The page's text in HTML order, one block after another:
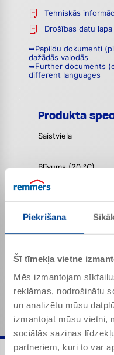
Piekrišana
Šī tīmekļa vietne
Mēs izmantojam
reklāmas, nodrošinātu
un analizētu mūsu
izmantojat mūsu vietni,
sociālās saziņas
partneriem, kuri to var
Tehniskās
Drošības datu lapa
➥Papildu dokumenti
dažādās valodās
➥Further documents
different languages
Produkta
Saistviela
Blīvums (20 °C)
Smarža
4)
Minētās vērtības ir
un tās nav jāuztver
specifikācijas.